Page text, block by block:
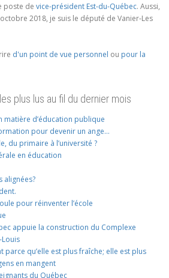
poste de vice-président Est-du-Québec. Aussi,
2018, je suis le député de Vanier-Les
d'un point de vue personnel ou pour la
plus lus au fil du dernier mois
matière d’éducation publique
pour devenir un ange…
du primaire à l’université ?
en éducation
alignées?
pour réinventer l’école
appuie la construction du Complexe
Louis
parce qu’elle est plus fraîche; elle est plus
en mangent
du Québec